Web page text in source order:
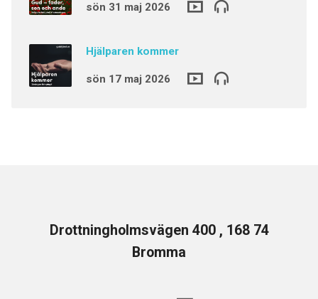
sön 31 maj 2026
Hjälparen kommer
sön 17 maj 2026
Drottningholmsvägen 400 , 168 74
Bromma